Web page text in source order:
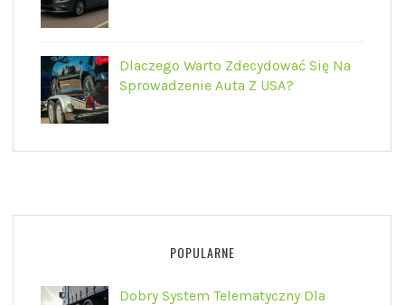
Dlaczego Warto Zdecydować Się Na
Sprowadzenie Auta Z USA?
POPULARNE
Dobry System Telematyczny Dla